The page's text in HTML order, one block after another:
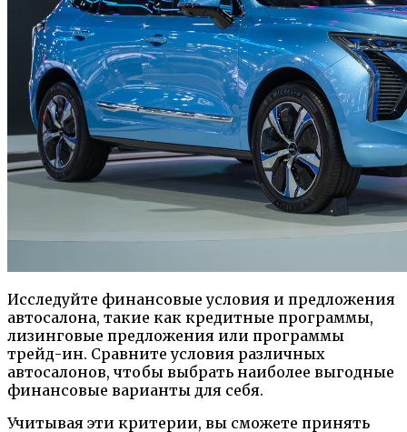
Исследуйте финансовые условия и предложения
автосалона, такие как кредитные программы,
лизинговые предложения или программы
трейд-ин. Сравните условия различных
автосалонов, чтобы выбрать наиболее выгодные
финансовые варианты для себя.
Учитывая эти критерии, вы сможете принять